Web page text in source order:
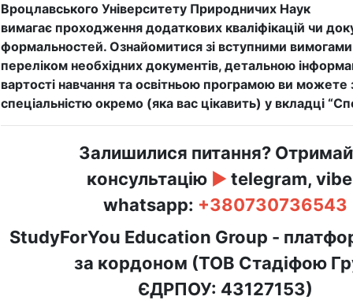
Вроцлавського Університету Природничих Наук
вимагає проходження додаткових кваліфікацій чи
формальностей. Ознайомитися зі вступними
переліком необхідних документів, детальною
вартості навчання та освітньою програмою ви
спеціальністю окремо (яка вас цікавить) у вкладці
Залишилися питання?
консультацію ► telegram,
whatsapp: +380730736543
StudyForYou Education Group -
за кордоном (ТОВ Стадіфою
ЄДРПОУ: 43127153)